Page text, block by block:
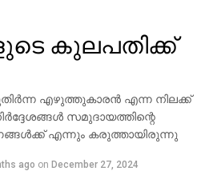
വർധിപ്പിക്കുന്നതിനുമുള്ള
ഉണ്ടാകും
ഇന്ത്യയും
ക്രമത്തിൽ സ്ഥിരത
പ്രവർത്തിക്കേണ്ടത്
മുൻപായി ജപ്പാൻ
അഭിമുഖത്തിൽ പ്രധാനമന്ത്രി
കുലപതിക്ക്
എഴുത്തുകാരന്‍ എന്ന നിലക്ക്
സമുദായത്തിന്റെ
എന്നും കരുത്തായിരുന്നു
ago on December 27, 2024